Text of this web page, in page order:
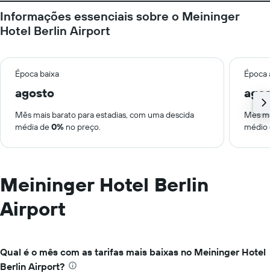
Informações essenciais sobre o Meininger
Hotel Berlin Airport
Época baixa Época
agosto
Mês mais barato para estadias, com uma descida
média de0% no preço.
Mês
Meininger Hotel Berlin
Airport
Qual é o mês com as tarifas mais baixas no Meininger Hotel
Berlin Airport?